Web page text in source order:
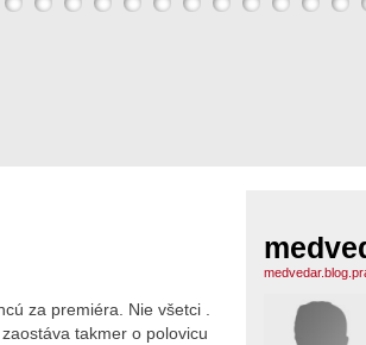
za premiéra. Nie všetci .
takmer o polovicu